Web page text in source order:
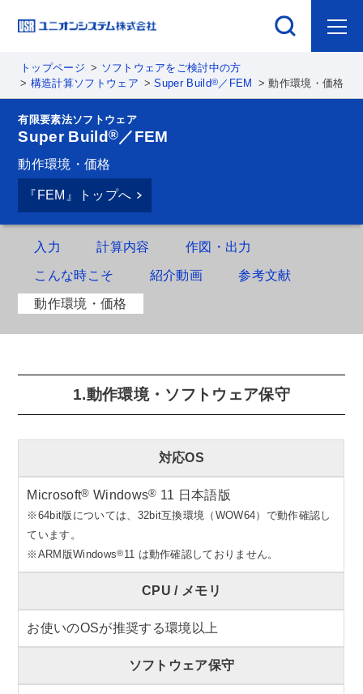
トップページ
ソフトウェアをご検討中の方
構造計算ソフトウェア
Super Build®／FEM 動作環境・価格
有限要素法ソフトウェア
Super Build ® ／FEM
動作環境・価格
『FEM』トップへ
入力 計算内容 作図・出力
こんな時こそ 紹介動画 参考文献
動作環境・価格
1.動作環境・ソフトウェア保守
対応OS
Microsoft® Windows® 11 日本語版
※64bit版については、32bit互換環境（WOW64）で動作確認し
ています。
※ARM版Windows®11 は動作確認しておりません。
CPU / メモリ
お使いのOSが推奨する環境以上
ソフトウェア保守